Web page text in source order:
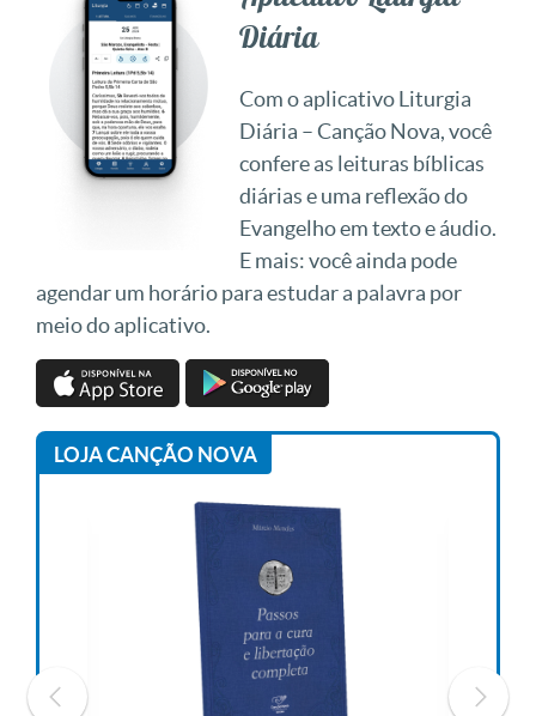
Diária
Com o aplicativo Liturgia
Diária – Canção Nova, você
confere as leituras bíblicas
diárias e uma reflexão do
Evangelho em texto e áudio.
E mais: você ainda pode
agendar um horário para estudar a palavra por
meio do aplicativo.
LOJA CANÇÃO NOVA